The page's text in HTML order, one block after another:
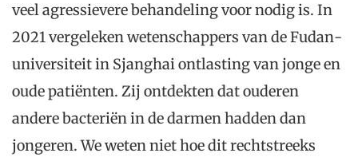
veel agressievere behandeling voor nodig is. In
2021 vergeleken wetenschappers van de Fudan-
universiteit in Sjanghai ontlasting van jonge en
oude patiënten. Zij ontdekten dat ouderen
andere bacteriën in de darmen hadden dan
jongeren. We weten niet hoe dit rechtstreeks